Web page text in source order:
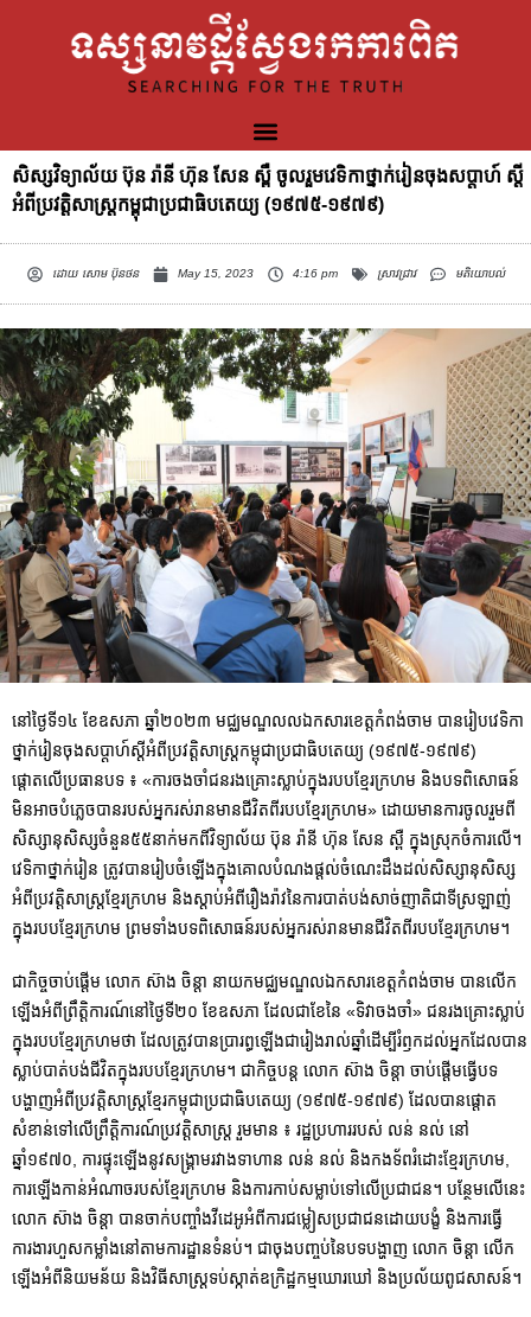
សិស្សវិទ្យាល័យ ប៊ុន រ៉ានី ហ៊ុន សែន ស្ពឺ ចូលរួមវេទិកាថ្នាក់រៀនចុងសប្តាហ៍ ស្ដី
អំពីប្រវត្តិសាស្រ្តកម្ពុជាប្រជាធិបតេយ្យ (១៩៧៥-១៩៧៩)
ដោយសោម ប៊ុនថន May 15, 2023 4:16 pm ស្រាវជ្រាវ មតិយោបល់
នៅថ្ងៃទី១៤ ខែឧសភា ឆ្នាំ២០២៣ មជ្ឈមណ្ឌលលឯកសារខេត្តកំពង់ចាម បានរៀបវេទិកា
ថ្នាក់រៀនចុងសប្ដាហ៍ស្តីអំពីប្រវត្តិសាស្រ្តកម្ពុជាប្រជាធិបតេយ្យ (១៩៧៥-១៩៧៩)
ផ្តោតលើប្រធានបទ ៖ «ការចងចាំជនរងគ្រោះស្លាប់ក្នុងរបបខ្មែរក្រហម និងបទពិសោធន៍
មិនអាចបំភ្លេច​បានរបស់អ្នករស់រានមានជីវិតពីរបបខ្មែរក្រហម» ដោយមានការចូលរួមពី
សិស្សានុ​សិ​ស្ស​ចំនួន៥៥នាក់មកពីវិទ្យាល័យ ប៊ុន រ៉ានី ហ៊ុន សែន ស្ពឺ ក្នុងស្រុកចំការលើ។
វេទិកាថ្នាក់រៀន ត្រូវបានរៀបចំឡើងក្នុងគោលបំណងផ្តល់ចំណេះដឹងដល់សិស្សានុសិស្ស
អំពីប្រវត្តិ​សា​ស្រ្ត​​ខ្មែរក្រហម និងស្ដាប់អំពីរឿងរ៉ាវនៃការបាត់បង់សាច់ញាតិជាទីស្រឡាញ់
ក្នុងរបបខ្មែរក្រហម ព្រមទាំងបទពិសោធន៍របស់អ្នករស់រានមានជីវិតពីរបបខ្មែរក្រហម។
ជាកិច្ចចាប់ផ្ដើម លោក ស៊ាង ចិន្ដា នាយកមជ្ឈមណ្ឌលឯកសារខេត្តកំពង់ចាម បានលើក
ឡើងអំពីព្រឹត្តិការណ៍នៅថ្ងៃទី២០ ខែឧសភា ដែលជាខែនៃ «ទិវាចងចាំ» ជនរងគ្រោះស្លាប់
ក្នុងរបបខ្មែរក្រហមថា ដែលត្រូវបានប្រារព្ធឡើងជារៀងរាល់ឆ្នាំដើម្បីរំឭកដល់អ្នកដែលបាន
ស្លាប់បាត់បង់ជីវិតក្នុងរបបខ្មែរក្រហម។ ជាកិច្ចបន្ត លោក ស៊ាង ចិន្ដា ចាប់ផ្ដើមធ្វើបទ
បង្ហាញអំពីប្រវត្តិសាស្ត្រខ្មែរកម្ពុជាប្រជាធិបតេយ្យ (១៩៧៥-១៩៧៩) ដែលបានផ្ដោត
សំខាន់ទៅលើព្រឹត្តិការណ៍ប្រវត្តិសាស្រ្ត រួមមាន ៖ រដ្ឋប្រហាររបស់ លន់ នល់ នៅ
ឆ្នាំ១៩៧០, ការផ្ទុះឡើងនូវសង្រ្គាមរវាងទាហាន លន់ នល់ និងកងទ័ពរំដោះខ្មែរក្រហម,
ការឡើងកាន់អំណាចរបស់ខ្មែរក្រហម និងការកាប់សម្លាប់ទៅលើប្រជាជន។ បន្ថែមលើនេះ
លោក ស៊ាង ចិន្ដា បានចាក់បញ្ចាំងវីដេអូអំពីការជម្លៀសប្រជាជនដោយបង្ខំ និងការធ្វើ
ការងារហួសកម្លាំងនៅតាមការដ្ឋានទំនប់។ ជាចុងបញ្ចប់នៃបទបង្ហាញ លោក ចិន្ដា លើក
ឡើងអំពីនិយមន័យ និងវិធីសាស្រ្តទប់ស្កាត់ឧក្រិដ្ឋកម្មឃោរឃៅ និងប្រល័យពូជសាសន៍។